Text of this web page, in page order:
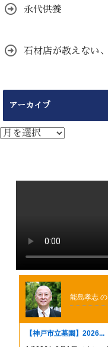
永代供養
石材店が教えない
アーカイブ
ア
ー